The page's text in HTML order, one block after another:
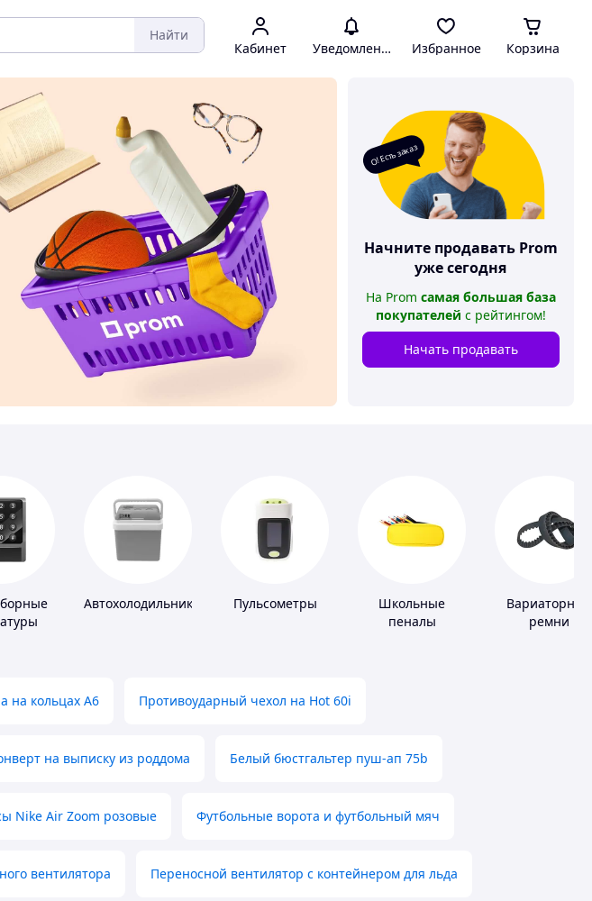
Найти
Кабинет Уведомления Избранное Корзина
О! Есть заказ
Начните продавать Prom
уже сегодня
На Prom самая большая база
покупателей с рейтингом!
Начать продавать
Автохолодильники Пульсометры
Школьные
пеналы
Вариаторные
ремни
на кольцах А6 Противоударный чехол на Hot 60i
на выписку из роддома Белый бюстгальтер пуш-ап 75b
Nike Air Zoom розовые Футбольные ворота и футбольный мяч
вентилятора Переносной вентилятор с контейнером для льда